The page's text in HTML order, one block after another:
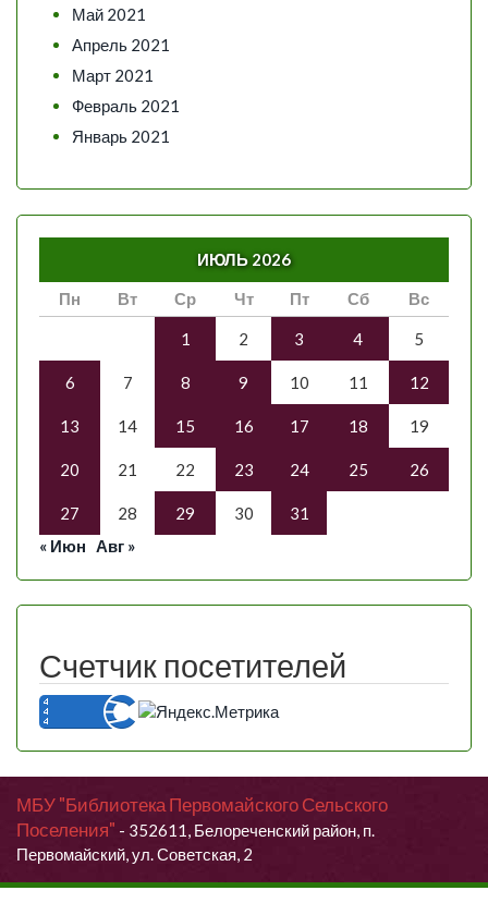
Май 2021
Апрель 2021
Март 2021
Февраль 2021
Январь 2021
ИЮЛЬ 2026
Пн
Вт Ср Чт Пт Сб Вс
1 2 3 4 5
6 7 8 9 10 11 12
13 14 15 16 17 18 19
20 21 22 23 24 25 26
27 28 29 30
31
« Июн
Авг »
Счетчик посетителей
МБУ "Библиотека Первомайского Сельского
Поселения" - 352611, Белореченский район, п.
Первомайский, ул. Советская, 2